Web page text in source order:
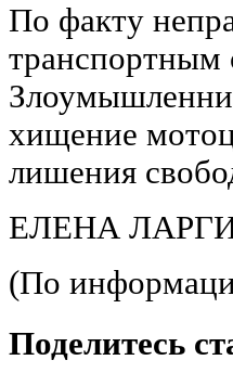
По факту
транспортным
хищение
лишения
ЕЛЕНА
(По
Поделитесь